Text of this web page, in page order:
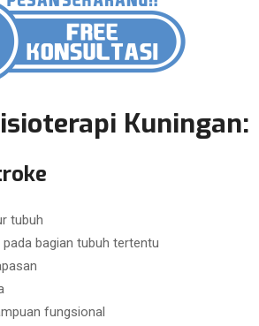
Kuningan:
tubuh
bagian tubuh tertentu
fungsional